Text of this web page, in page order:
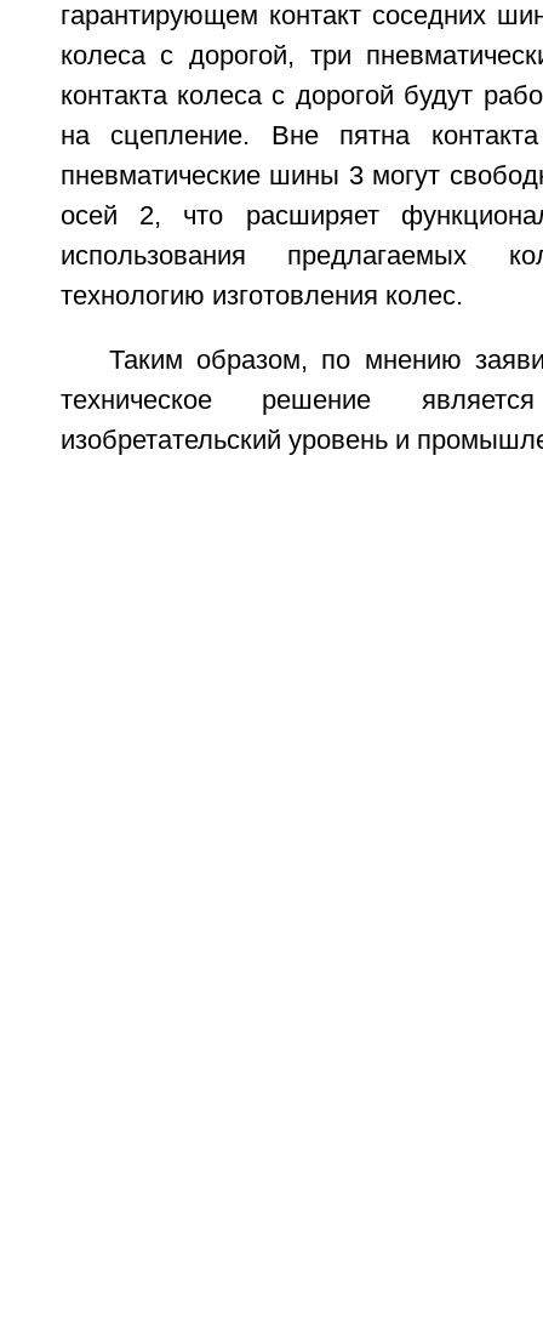
гарантирующем контакт соседних
колеса с дорогой, три
контакта колеса с дорогой будут
на сцепление. Вне пятна
пневматические шины 3 могут
осей 2, что расширяет
использования предлагаемых
технологию изготовления колес.
Таким образом, по мнению
техническое решение
изобретательский уровень и